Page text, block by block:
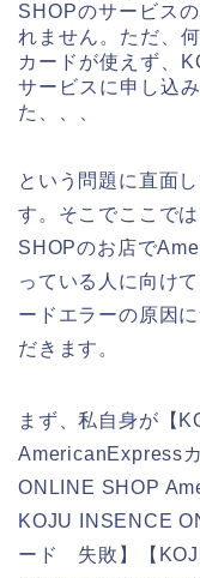
SHOPのサービス
れません。ただ、
カードが使えず、
サービスに申し込
た、、、
という問題に直面
す。そこでここで
SHOPのお店で
っている人に向け
ードエラーの原因
だきます。
まず、私自身が【
AmericanExpress
ONLINE SHOP
KOJU INSENCE
ード 失敗】【